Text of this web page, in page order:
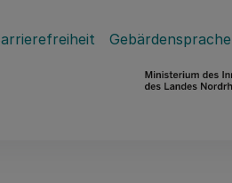
Gebärdensprache